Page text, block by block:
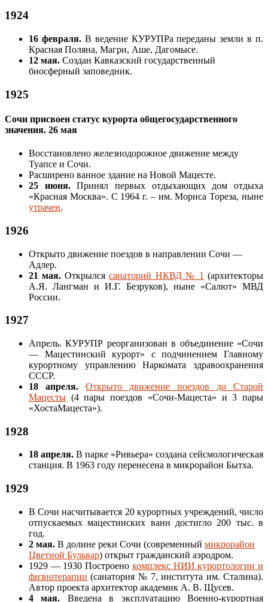
1924
16 февраля.В ведение КУРУПРа переданы земли в п.
Красная Поляна, Магри, Аше, Дагомысе.
12 мая. Создан Кавказский государственный
биосферный заповедник.
1925
Сочи присвоен статус курорта общегосударственного
значения. 26 мая
Восстановлено железнодорожное движение между
Туапсе и Сочи.
Расширено ванное здание на Новой Мацесте.
25 июня.Принял первых отдыхающих дом отдыха
«Красная Москва». С 1964 г. – им. Мориса Тореза, ныне
утрачен.
1926
Открыто движение поездов в направлении Сочи —
Адлер.
21 мая. Открылсясанаторий НКВД № 1 (архитекторы
А.Я. Лангман и И.Г. Безруков), ныне «Салют» МВД
России.
1927
Апрель. КУРУПР реорганизован в объединение «Сочи
— Мацестинский курорт» с подчинением Главному
курортному управлению Наркомата здравоохранения
СССР.
18 апреля.
Открыто движение поездов до Старой
Мацесты (4 пары поездов «Сочи-Мацеста» и 3 пары
«ХостаМацеста»).
1928
18 апреля. В парке «Ривьера» создана сейсмологическая
станция. В 1963 году перенесена в микрорайон Бытха.
1929
В Сочи насчитывается 20 курортных учреждений, число
отпускаемых мацестинских ванн достигло 200 тыс. в
год.
2 мая. В долине реки Сочи (современный микрорайон
Цветной Бульвар) открыт гражданский аэродром.
1929 — 1930 Построено комплекс НИИ курортологии и
физиотерапии (санатория № 7, института им. Сталина).
Автор проекта архитектор академик А. В. Щусев.
4 мая. Введена в эксплуатацию Военно-курортная